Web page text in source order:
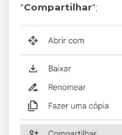
"Compartilhar";